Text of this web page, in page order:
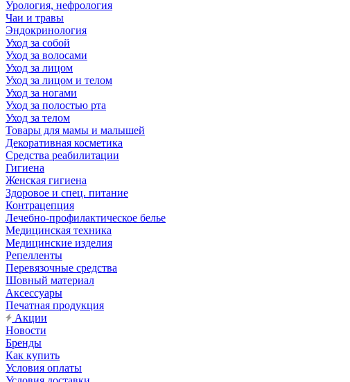
Урология, нефрология
Чаи и травы
Эндокринология
Уход за собой
Уход за волосами
Уход за лицом
Уход за лицом и телом
Уход за ногами
Уход за полостью рта
Уход за телом
Товары для мамы и малышей
Декоративная косметика
Средства реабилитации
Гигиена
Женская гигиена
Здоровое и спец. питание
Контрацепция
Лечебно-профилактическое белье
Медицинская техника
Медицинские изделия
Репелленты
Перевязочные средства
Шовный материал
Аксессуары
Печатная продукция
Акции
Новости
Бренды
Как купить
Условия оплаты